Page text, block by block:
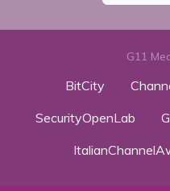
G11
BitCity
SecurityOpenLab